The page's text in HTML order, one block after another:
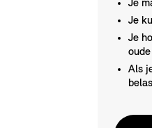
Je
Je
Je
Als